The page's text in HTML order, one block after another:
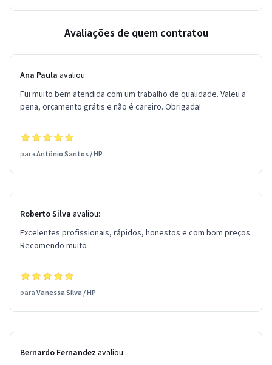
Avaliações de quem contratou
Ana Paula avaliou:
Fui muito bem atendida com um trabalho de qualidade. Valeu a
pena, orçamento grátis e não é careiro. Obrigada!
para Antônio Santos /HP
Roberto Silva avaliou:
Excelentes profissionais, rápidos, honestos e com bom preços.
Recomendo muito
para Vanessa Silva /HP
Bernardo Fernandez avaliou: